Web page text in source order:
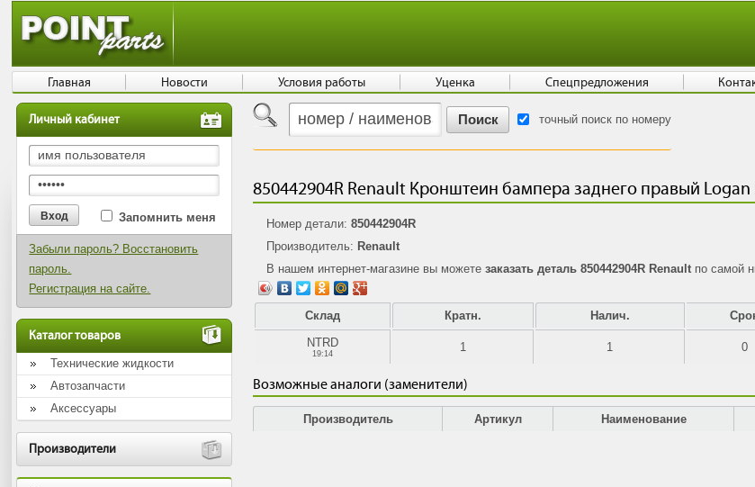
Личный кабинет
Запомнить меня
Забыли пароль? Восстановить
пароль.
Регистрация на сайте.
Каталог товаров
Технические жидкости
Автозапчасти
Аксессуары
Производители
точный поиск по номеру
850442904R Renault Кронштеин бампера заднего правый Logan
Номер детали:850442904R
Производитель: Renault
В нашем интернет-магазине вы можетезаказать деталь 850442904R Renault по самой
Склад Кратн. Налич.
NTRD
19:14 1 1 0
Возможные аналоги (заменители)
Производитель Артикул Наименование
Главная Новости Условия работы Уценка Спецпредложения